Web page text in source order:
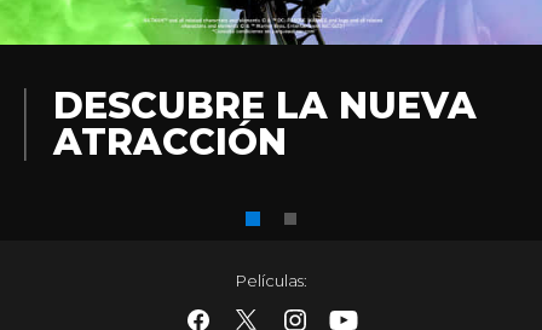
DESCUBRE LA NUEVA
ATRACCIÓN
Películas: